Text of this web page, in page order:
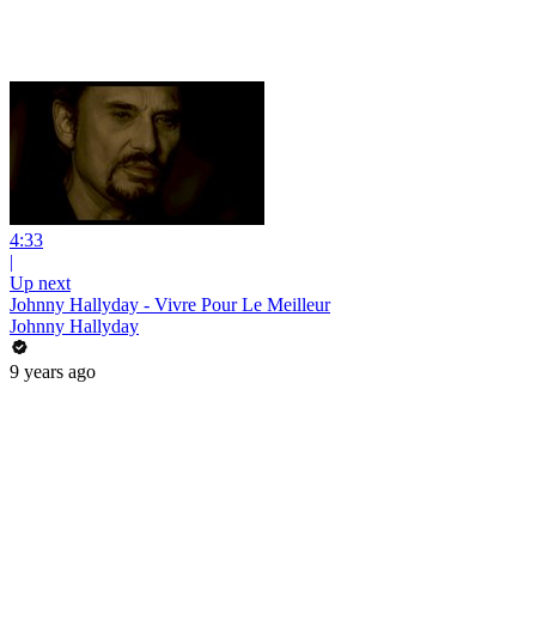
4:33
|
Up next
Johnny Hallyday - Vivre Pour Le Meilleur
Johnny Hallyday
9 years ago